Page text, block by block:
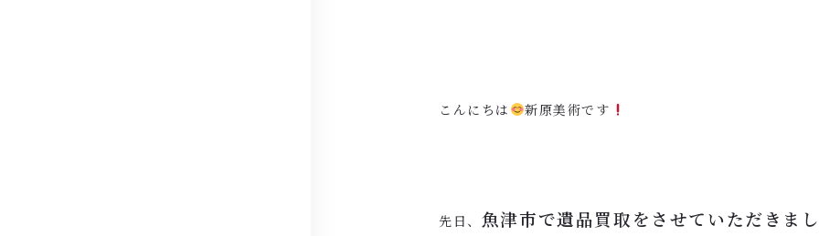
こんにちは 新原美術です
先日、 魚津市で遺品買取をさせていただきま